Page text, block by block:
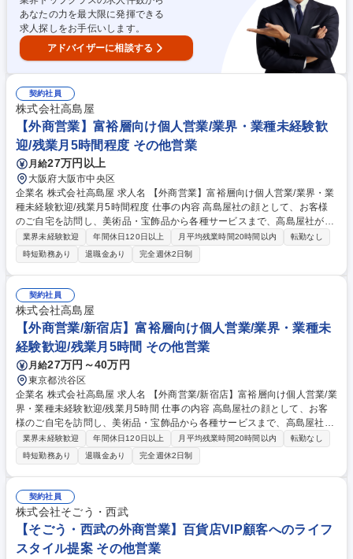
す。 ■多様な経験をされた方と接することで自己成長にも繋がるお仕事で
す。 募集職種 【外商営業/柏店】富裕層向け個人営業/業界・業種未経験歓
迎/残業月5時間
あなたの力を最大限に発揮できる
求人探しをお手伝いします。
アドバイザーに相談する
契約社員
株式会社高島屋
【外商営業】富裕層向け個人営業/業界・業種未経験歓
迎/残業月5時間程度 その他営業
月給27万円以上
大阪府大阪市中央区
企業名 株式会社高島屋 求人名 【外商営業】富裕層向け個人営業/業界・業
種未経験歓迎/残業月5時間程度 仕事の内容 高島屋社の顔として、お客様
のご自宅を訪問し、美術品・宝飾品から各種サービスまで、高島屋社が取
り扱うあらゆる商品・サービスをお客様のご要望に応じて柔軟にコンサル
ティング提案するお仕事です。 【具体的には】 ■既に信頼関係のあるお客
様(富裕層を中心とした個人顧客)のご自宅を定期的に訪問し、ライフスタ
イルやニーズのヒアリングを行います。 ■お伺いしたご要望に基づき、美
術品・高級時計・国内外のファッション、さらには資産計画に至るまで、
高島屋のすべてのリソースを駆使した最適なご提案を企画・実行します。
■多様な経験をされた方と接することで自己成長にも繋がるお仕事です。
募集職種 【外商営業】富裕層向け個人営業/業界・業種未経験歓迎/残業月
5時間程度
業界未経験歓迎 年間休日120日以上 月平均残業時間20時間以内
転勤なし
時短勤務あり
退職金あり 完全週休2日制
契約社員
株式会社高島屋
【外商営業/新宿店】富裕層向け個人営業/業界・業種未
経験歓迎/残業月5時間 その他営業
月給27万円～40万円
東京都渋谷区
企業名 株式会社高島屋 求人名 【外商営業/新宿店】富裕層向け個人営業/業
界・業種未経験歓迎/残業月5時間 仕事の内容 高島屋社の顔として、お客
様のご自宅を訪問し、美術品・宝飾品から各種サービスまで、高島屋社が
取り扱うあらゆる商品・サービスをお客様のご要望に応じて柔軟にコンサ
ルティング提案するお仕事です。 【具体的には】 ■既に信頼関係のあるお
客様(富裕層を中心とした個人顧客)のご自宅を定期的に訪問し、ライフス
タイルやニーズのヒアリングを行います。 ■お伺いしたご要望に基づき、
美術品・高級時計・国内外のファッション、さらには資産計画に至るま
で、高島屋のすべてのリソースを駆使した最適なご提案を企画・実行しま
す。 ■多様な経験をされた方と接することで自己成長にも繋がるお仕事で
す。 募集職種 【外商営業/新宿店】富裕層向け個人営業/業界・業種未経験
歓迎/残業月5時間
業界未経験歓迎 年間休日120日以上 月平均残業時間20時間以内
転勤なし
時短勤務あり
退職金あり 完全週休2日制
契約社員
株式会社そごう・西武
【そごう・西武の外商営業】百貨店VIP顧客へのライフ
スタイル提案 その他営業